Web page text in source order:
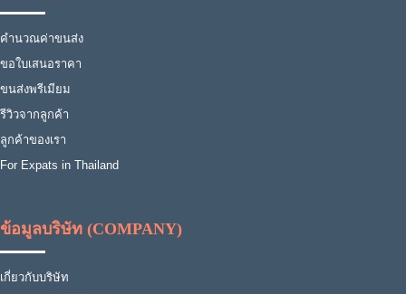
คำนวณค่าขนส่ง
ขอใบเสนอราคา
ขนส่งพรีเมียม
รีวิวจากลูกค้า
ลูกค้าของเรา
For Expats in Thailand
ข้อมูลบริษัท (COMPANY)
เกี่ยวกับบริษัท